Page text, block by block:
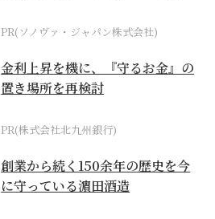
PR(ソノヴァ・ジャパン株式会社)
金利上昇を機に、『守るお金』の
置き場所を再検討
PR(株式会社北九州銀行)
創業から続く150余年の歴史を今
に守っている濵田酒造